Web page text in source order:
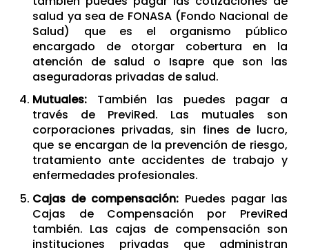
salud ya sea de FONASA (Fondo Nacional de
Salud) que es el organismo público
encargado de otorgar cobertura en la
atención de salud o Isapre que son las
aseguradoras privadas de salud.
Mutuales: También las puedes pagar a
través de PreviRed. Las mutuales son
corporaciones privadas, sin fines de lucro,
que se encargan de la prevención de riesgo,
tratamiento ante accidentes de trabajo y
enfermedades profesionales.
Cajas de compensación: Puedes pagar las
Cajas de Compensación por PreviRed
también. Las cajas de compensación son
instituciones privadas que administran